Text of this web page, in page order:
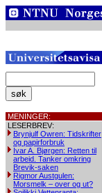
MENINGER:
LESERBREV:
Brynjulf Owren: Tidskrifter
og papirforbruk
Ivar A. Bjørgen: Retten til
arbeid. Tanker omkring
Brevik-saken
Rigmor Austgulen:
Morsmelk – over og ut?